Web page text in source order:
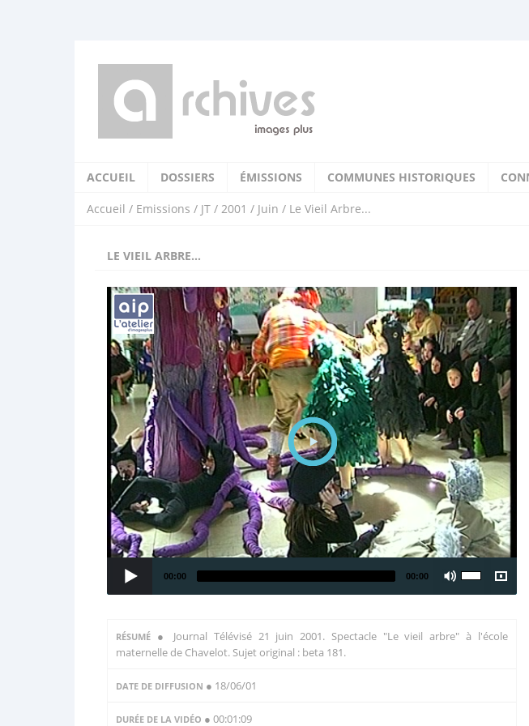
ACCUEIL DOSSIERS ÉMISSIONS COMMUNES HISTORIQUES
Accueil / Emissions / JT / 2001 / Juin / Le Vieil Arbre...
LE VIEIL ARBRE...
00:00 00:00
RÉSUMÉ ● Journal Télévisé 21 juin 2001. Spectacle "Le vieil arbre" à l'école
maternelle de Chavelot. Sujet original : beta 181.
DATE DE DIFFUSION ● 18/06/01
DURÉE DE LA VIDÉO ● 00:01:09